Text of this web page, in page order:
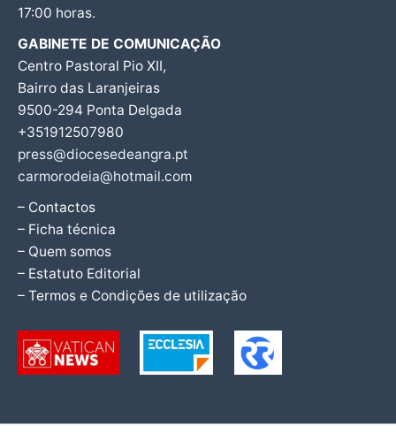
17:00 horas.
GABINETE DE COMUNICAÇÃO
Centro Pastoral Pio XII,
Bairro das Laranjeiras
9500-294 Ponta Delgada
+351912507980
press@diocesedeangra.pt
carmorodeia@hotmail.com
– Contactos
– Ficha técnica
– Quem somos
– Estatuto Editorial
– Termos e Condições de utilização